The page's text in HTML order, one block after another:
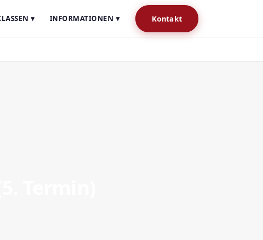
▾ INFORMATIONEN ▾ Kontakt